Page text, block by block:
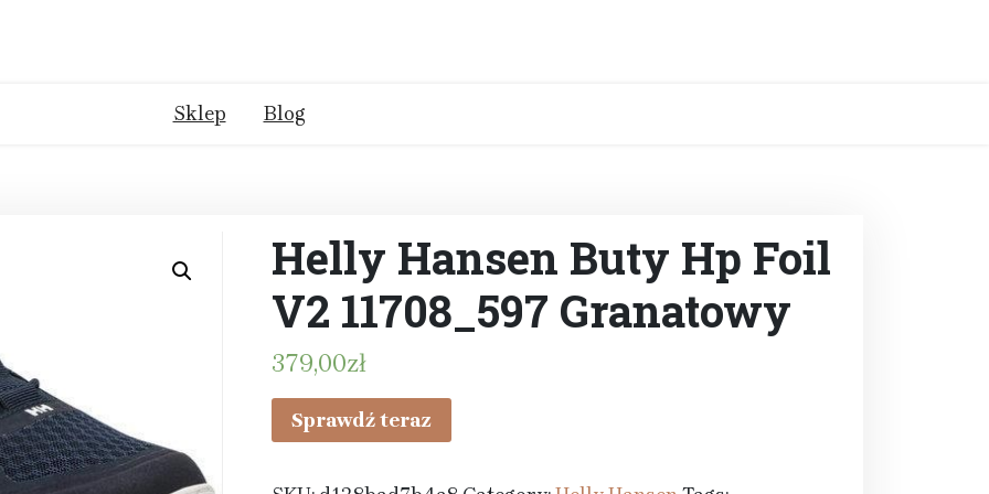
Sklep Blog
Helly Hansen Buty Hp Foil
V2 11708_597 Granatowy
379,00zł
Sprawdź teraz